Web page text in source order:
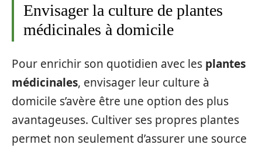
Envisager la culture de plantes
médicinales à domicile
Pour enrichir son quotidien avec les plantes
médicinales, envisager leur culture à
domicile s’avère être une option des plus
avantageuses. Cultiver ses propres plantes
permet non seulement d’assurer une source